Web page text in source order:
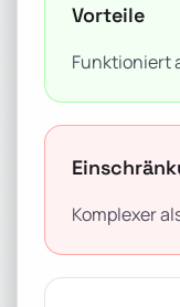
Vorteile
Funktioniert
Komplexer